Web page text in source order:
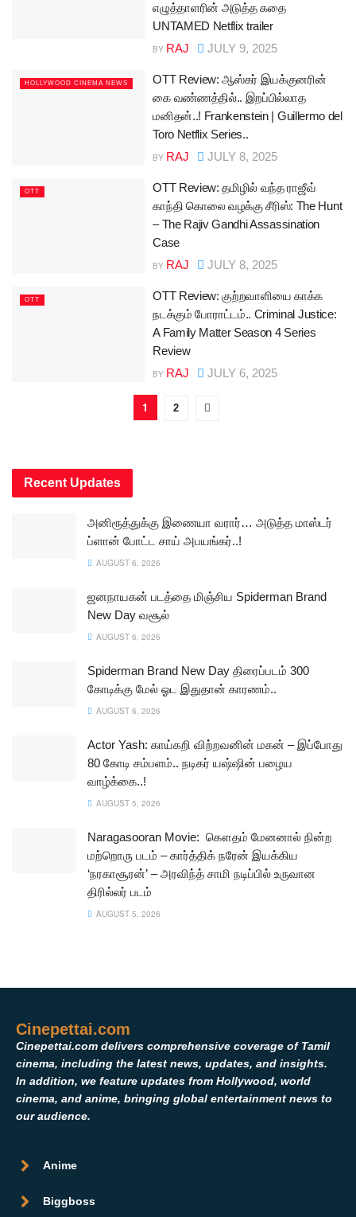
எழுத்தாளரின் அடுத்த கதை
UNTAMED Netflix trailer
BY RAJ JULY 9, 2025
HOLLYWOOD CINEMA NEWS
OTT Review: ஆஸ்கர் இயக்குனரின்
கை வண்ணத்தில்.. இறப்பில்லாத
மனிதன்..! Frankenstein | Guillermo del
Toro Netflix Series..
BY RAJ JULY 8, 2025
OTT
OTT Review: தமிழில் வந்த ராஜீவ்
காந்தி கொலை வழக்கு சீரிஸ்: The Hunt
– The Rajiv Gandhi Assassination
Case
BY RAJ JULY 8, 2025
OTT
OTT Review: குற்றவாளியை காக்க
நடக்கும் போராட்டம்.. Criminal Justice:
A Family Matter Season 4 Series
Review
BY RAJ JULY 6, 2025
1 2
Recent Updates
அனிரூத்துக்கு இணையா வரார்… அடுத்த மாஸ்டர்
ப்ளான் போட்ட சாய் அபயங்கர்..!
AUGUST 6, 2026
ஜனநாயகன் படத்தை மிஞ்சிய Spiderman Brand
New Day வசூல்
AUGUST 6, 2026
Spiderman Brand New Day திரைப்படம் 300
கோடிக்கு மேல் ஓட இதுதான் காரணம்..
AUGUST 6, 2026
Actor Yash: காய்கறி விற்றவனின் மகன் – இப்போது
80 கோடி சம்பளம்.. நடிகர் யஷ்ஷின் பழைய
வாழ்க்கை..!
AUGUST 5, 2026
Naragasooran Movie: கௌதம் மேனனால் நின்ற
மற்றொரு படம் – கார்த்திக் நரேன் இயக்கிய
‘நரகாசூரன்’ – அரவிந்த் சாமி நடிப்பில் உருவான
திரில்லர் படம்
AUGUST 5, 2026
Cinepettai.com
Cinepettai.com delivers comprehensive coverage of Tamil
cinema, including the latest news, updates, and insights.
In addition, we feature updates from Hollywood, world
cinema, and anime, bringing global entertainment news to
our audience.
Anime
Biggboss